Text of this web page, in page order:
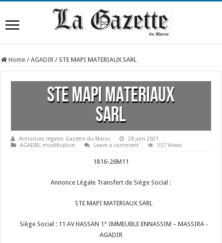
Home / AGADIR / STE MAPI MATERIAUX SARL
STE MAPI MATERIAUX
SARL
Annonces légales Gazette du Maroc
28 juin 2021
AGADIR, modification Leave a comment 357 Views
1816-26M11
Annonce Légale Transfert de Siège Social :
STE MAPI MATERIAUX SARL
Siège Social : 11 AV HASSAN 1° IMMEUBLE ENNASSIM – MASSIRA -
AGADIR